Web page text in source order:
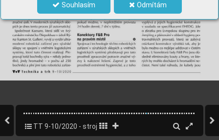
Souhlasím Odmítám
TT 9-10/2020 - strojírenský speciál